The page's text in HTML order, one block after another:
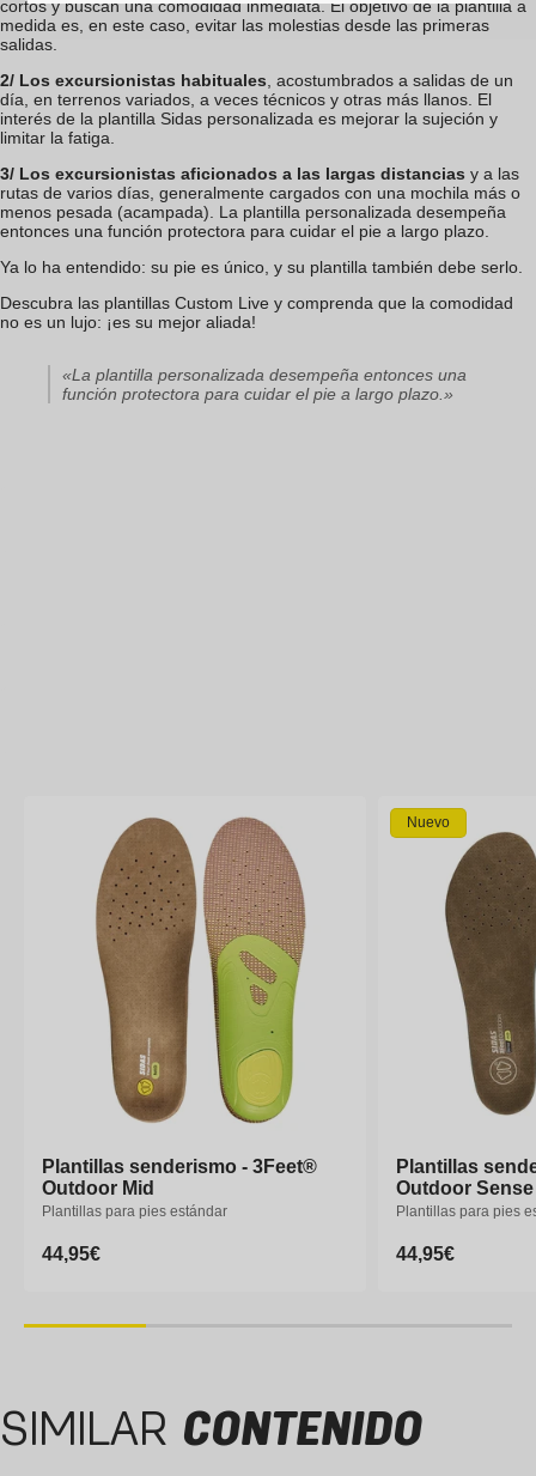
cortos y buscan una comodidad inmediata. El objetivo de la plantilla a
medida es, en este caso, evitar las molestias desde las primeras
salidas.
2/ Los excursionistas habituales, acostumbrados a salidas de un
día, en terrenos variados, a veces técnicos y otras más llanos. El
interés de la plantilla Sidas personalizada es mejorar la sujeción y
limitar la fatiga.
3/ Los excursionistas aficionados a las largas distancias y a las
rutas de varios días, generalmente cargados con una mochila más o
menos pesada (acampada). La plantilla personalizada desempeña
entonces una función protectora para cuidar el pie a largo plazo.
Ya lo ha entendido: su pie es único, y su plantilla también debe serlo.
Descubra las plantillas Custom Live y comprenda que la comodidad
no es un lujo: ¡es su mejor aliada!
«La plantilla personalizada desempeña entonces una
función protectora para cuidar el pie a largo plazo.»
Plantillas senderismo - 3Feet®
Outdoor Mid
Plantillas para pies estándar
Precio
44,95€
Plantillas senderismo - 3Feet®
Outdoor Mid
Plantillas para pies estándar
Precio
44,95€
Nuevo
Plantillas
Outdoor Sense
Plantillas para pies
Precio
44,95€
Plantillas
Outdoor Sense
Plantillas para pies
Precio
44,95€
SIMILAR CONTENIDO